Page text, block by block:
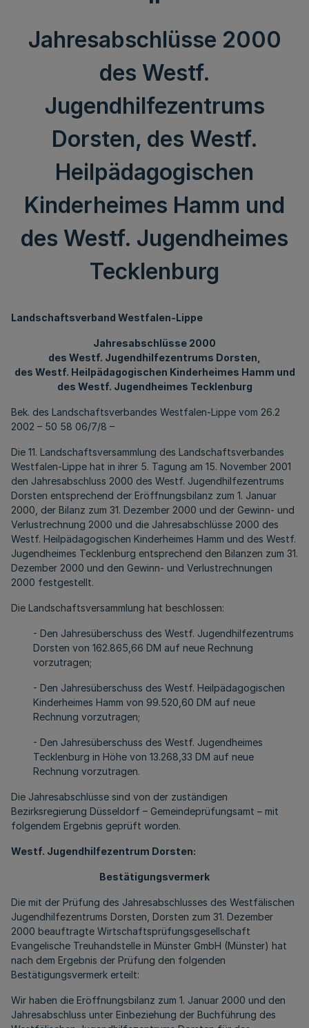
Jahresabschlüsse 2000
des Westf.
Jugendhilfezentrums
Dorsten, des Westf.
Heilpädagogischen
Kinderheimes Hamm und
des Westf. Jugendheimes
Tecklenburg
Landschaftsverband Westfalen-Lippe
Jahresabschlüsse 2000
des Westf. Jugendhilfezentrums Dorsten,
des Westf. Heilpädagogischen Kinderheimes Hamm und
des Westf. Jugendheimes Tecklenburg
Bek. des Landschaftsverbandes Westfalen-Lippe vom 26.2
2002 – 50 58 06/7/8 –
Die 11. Landschaftsversammlung des Landschaftsverbandes
Westfalen-Lippe hat in ihrer 5. Tagung am 15. November 2001
den Jahresabschluss 2000 des Westf. Jugendhilfezentrums
Dorsten entsprechend der Eröffnungsbilanz zum 1. Januar
2000, der Bilanz zum 31. Dezember 2000 und der Gewinn- und
Verlustrechnung 2000 und die Jahresabschlüsse 2000 des
Westf. Heilpädagogischen Kinderheimes Hamm und des Westf.
Jugendheimes Tecklenburg entsprechend den Bilanzen zum 31.
Dezember 2000 und den Gewinn- und Verlustrechnungen
2000 festgestellt.
Die Landschaftsversammlung hat beschlossen:
- Den Jahresüberschuss des Westf. Jugendhilfezentrums
Dorsten von 162.865,66 DM auf neue Rechnung
vorzutragen;
- Den Jahresüberschuss des Westf. Heilpädagogischen
Kinderheimes Hamm von 99.520,60 DM auf neue
Rechnung vorzutragen;
- Den Jahresüberschuss des Westf. Jugendheimes
Tecklenburg in Höhe von 13.268,33 DM auf neue
Rechnung vorzutragen.
Die Jahresabschlüsse sind von der zuständigen
Bezirksregierung Düsseldorf – Gemeindeprüfungsamt – mit
folgendem Ergebnis geprüft worden.
Westf. Jugendhilfezentrum Dorsten:
Bestätigungsvermerk
Die mit der Prüfung des Jahresabschlusses des Westfälischen
Jugendhilfezentrums Dorsten, Dorsten zum 31. Dezember
2000 beauftragte Wirtschaftsprüfungsgesellschaft
Evangelische Treuhandstelle in Münster GmbH (Münster) hat
nach dem Ergebnis der Prüfung den folgenden
Bestätigungsvermerk erteilt:
Wir haben die Eröffnungsbilanz zum 1. Januar 2000 und den
Jahresabschluss unter Einbeziehung der Buchführung des